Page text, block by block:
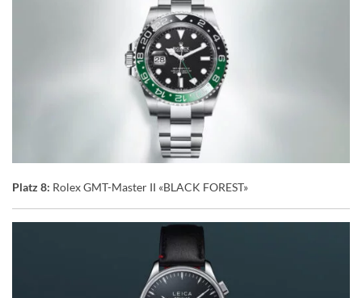
Platz 8: Rolex GMT-Master II «BLACK FOREST»